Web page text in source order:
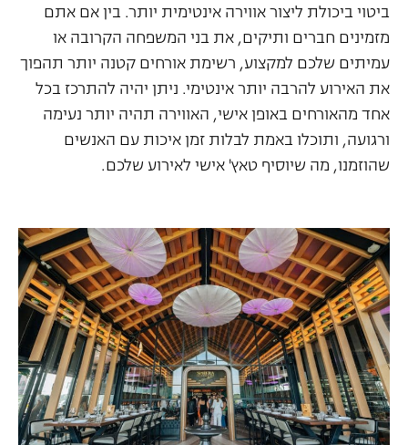
ביטוי ביכולת ליצור אווירה אינטימית יותר. בין אם אתם
מזמינים חברים ותיקים, את בני המשפחה הקרובה או
עמיתים שלכם למקצוע, רשימת אורחים קטנה יותר תהפוך
את האירוע להרבה יותר אינטימי. ניתן יהיה להתרכז בכל
אחד מהאורחים באופן אישי, האווירה תהיה יותר נעימה
ורגועה, ותוכלו באמת לבלות זמן איכות עם האנשים
שהוזמנו, מה שיוסיף טאץ' אישי לאירוע שלכם.